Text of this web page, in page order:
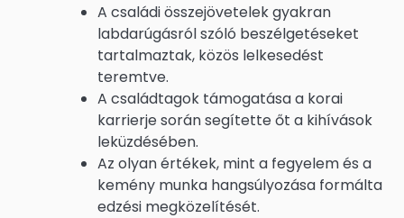
A családi összejövetelek gyakran
labdarúgásról szóló beszélgetéseket
tartalmaztak, közös lelkesedést
teremtve.
A családtagok támogatása a korai
karrierje során segítette őt a kihívások
leküzdésében.
Az olyan értékek, mint a fegyelem és a
kemény munka hangsúlyozása formálta
edzési megközelítését.